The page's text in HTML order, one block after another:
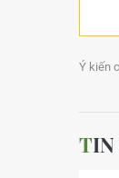
Ý kiến